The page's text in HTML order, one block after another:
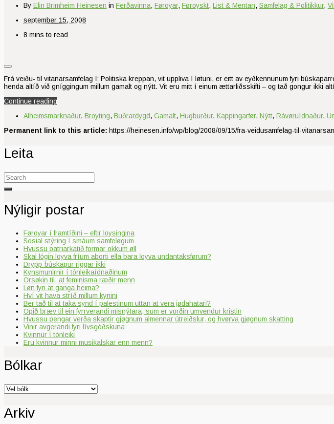
By Elin Brimheim Heinesen in Ferðavinna, Føroyar, Føroyskt, List & Mentan, Samfelag & Politikkur,
september 15, 2008
8 mins to read
Frá veiðu- til vitanarsamfelag I: Politiska kreppan, vit uppliva í løtuni, er eitt av eyðkennunum fyri
henda altíð við gníggingum millum gamalt og nýtt. Vit eru mitt í einum ættarliðsskifti – og tað gongur ikki
Continue reading
Alheimsmarknaður, Broyting, Buðrardygd, Gamalt, Hugburður, Kappingarfør, Nýtt, Rávøruídnaður,
Permanent link to this article: https://heinesen.info/wp/blog/2008/09/15/fra-veidusamfelag-til-
Leita
Search
for:
Nýligir postar
Føroyar í framtíðini – eftir loysingina
Sosial stýring í smáum samfeløgum
Hvussu patriarkatið formar okkum øll
Skal lógin loyva fríum aborti ella bara loyva undantaksførum?
Drypp-búskapur riggar ikki
Kynsmunirnir í tónleikaídnaðinum
Orsøkin til, at feminisma ræðir menn
Løn fyri at ganga heima?
Hví vit hava stríð millum kynini
Ber tað til at taka synd í palestinum uttan at vera jødahatari?
Opið bræv til ein fyrrverandi misnýtara, sum er vorðin umvendur kristin
Hvussu pengar verða skaptir gjøgnum almennar útreiðslur, og hvørva gjøgnum skatting
Vinir avgerandi fyri lívsgóðskuna
Kvinnur í tónleiki
Eru kvinnur minni musikalskar enn menn?
Bólkar
Bólkar
Arkiv